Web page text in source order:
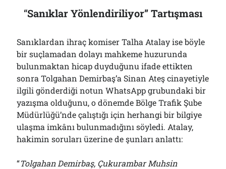
“Sanıklar Yönlendiriliyor” Tartışması
Sanıklardan ihraç komiser Talha Atalay ise böyle
bir suçlamadan dolayı mahkeme huzurunda
bulunmaktan hicap duyduğunu ifade ettikten
sonra Tolgahan Demirbaş’a Sinan Ateş cinayetiyle
ilgili gönderdiği notun WhatsApp grubundaki bir
yazışma olduğunu, o dönemde Bölge Trafik Şube
Müdürlüğü’nde çalıştığı için herhangi bir bilgiye
ulaşma imkânı bulunmadığını söyledi. Atalay,
hakimin soruları üzerine de şunları anlattı:
“Tolgahan Demirbaş, Çukurambar Muhsin